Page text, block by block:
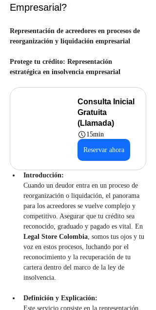
Empresarial?
Representación de acreedores en procesos de
reorganización y liquidación empresarial
Protege tu crédito: Representación
estratégica en insolvencia empresarial
Consulta Inicial
Gratuita
(Llamada)
15min
Reservar ahora
Introducción:
Cuando un deudor entra en un proceso de
reorganización o liquidación, el panorama
para los acreedores se vuelve complejo y
competitivo. Asegurar que tu crédito sea
reconocido, graduado y pagado es vital. En
Legal Store Colombia, somos tus ojos y tu
voz en estos procesos, luchando por el
reconocimiento y la recuperación de tu
cartera dentro del marco de la ley de
insolvencia.
Definición y Explicación:
Este servicio consiste en la representación